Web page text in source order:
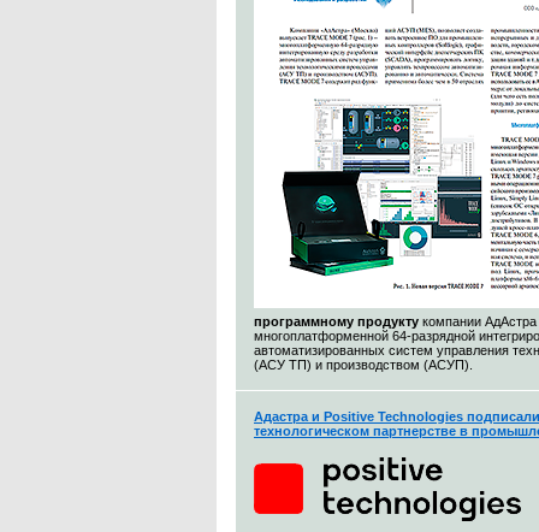
программному продукту компании
многоплатформенной 64-разрядной
автоматизированных систем управления
(АСУ ТП) и производством (АСУП).
Адастра и Positive Technologies
технологическом партнерстве в